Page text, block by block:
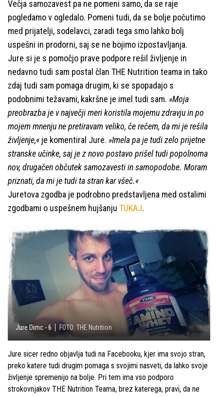
Večja samozavest pa ne pomeni samo, da se raje
pogledamo v ogledalo. Pomeni tudi, da se bolje počutimo
med prijatelji, sodelavci, zaradi tega smo lahko bolj
uspešni in prodorni, saj se ne bojimo izpostavljanja.
Jure si je s pomočjo prave podpore rešil življenje in
nedavno tudi sam postal član THE Nutrition teama in tako
zdaj tudi sam pomaga drugim, ki se spopadajo s
podobnimi težavami, kakršne je imel tudi sam. »Moja
preobrazba je v največji meri koristila mojemu zdravju in po
mojem mnenju ne pretiravam veliko, če rečem, da mi je rešila
življenje,« je komentiral Jure. »Imela pa je tudi zelo prijetne
stranske učinke, saj je z novo postavo prišel tudi popolnoma
nov, drugačen občutek samozavesti in samopodobe. Moram
priznati, da mi je tudi ta stran kar všeč.«
Juretova zgodba je podrobno predstavljena med ostalimi
zgodbami o uspešnem hujšanju TUKAJ.
Jure Dimc - 6 FOTO: THE Nutrition
Jure sicer redno objavlja tudi na Facebooku, kjer ima svojo stran,
preko katere tudi drugim pomaga s svojimi nasveti, da lahko svoje
življenje spremenijo na bolje. Pri tem ima vso podporo
strokovnjakov THE Nutrition Teama, brez katerega, pravi, da ne